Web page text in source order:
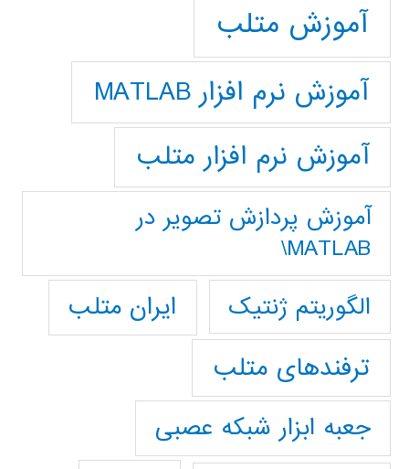
آموزش متلب
آموزش نرم افزار MATLAB
آموزش نرم افزار متلب
آموزش پردازش تصوير در
MATLAB\
الگوریتم ژنتیک
ایران متلب
ترفندهای متلب
جعبه ابزار شبکه عصبی